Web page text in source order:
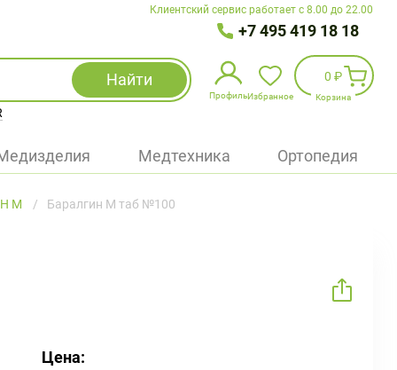
Клиентский сервис работает с 8.00 до 22.00
+7 495 419 18 18
Найти
Профиль
Избранное
Войти
Избранное
0 ₽
Корзина
Медтехника Ортопедия
М Баралгин М таб №100
Цена: